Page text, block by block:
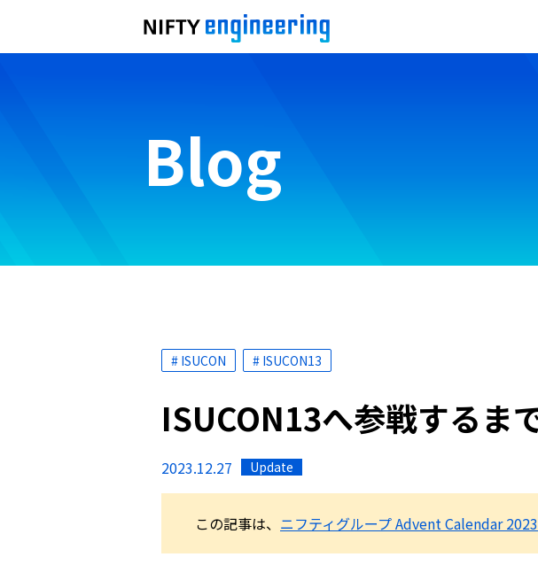
Blog
# ISUCON # ISUCON13
ISUCON13へ参戦するま
2023.12.27 Update
この記事は、 ニフティグループ Advent Calendar 2023